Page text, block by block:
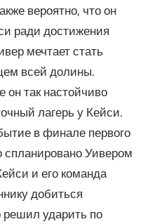
вероятно, что он
ради достижения
мечтает стать
всей долины.
он так настойчиво
лагерь у Кейси.
в финале первого
Уивером
и его команда
добиться
решил ударить по